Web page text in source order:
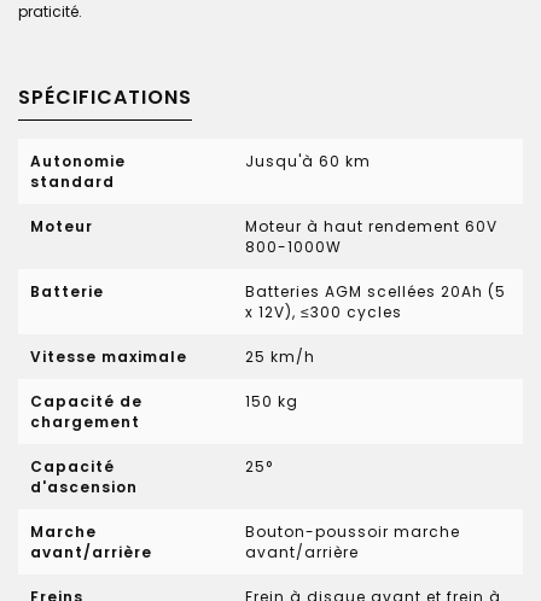
praticité.
SPÉCIFICATIONS
Autonomie
standard
Jusqu'à 60 km
Moteur
Moteur à haut rendement 60V
800-1000W
Batterie
Batteries AGM scellées 20Ah (5
x 12V), ≤300 cycles
Vitesse maximale 25 km/h
Capacité de
chargement
150 kg
Capacité
d'ascension
25°
Marche
avant/arrière
Bouton-poussoir marche
avant/arrière
Freins Frein à disque avant et frein à